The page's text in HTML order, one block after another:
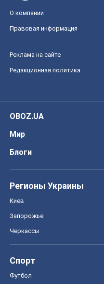
О компании
Правовая информация
Реклама на сайте
Редакционная политика
OBOZ.UA
Мир
Блоги
Регионы Украины
Киев
Запорожье
Черкассы
Спорт
Футбол